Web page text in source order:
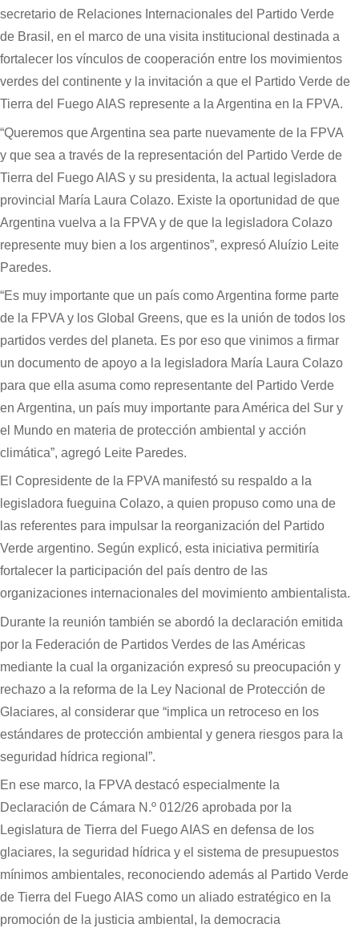
secretario de Relaciones Internacionales del Partido Verde
de Brasil, en el marco de una visita institucional destinada a
fortalecer los vínculos de cooperación entre los movimientos
verdes del continente y la invitación a que el Partido Verde de
Tierra del Fuego AIAS represente a la Argentina en la FPVA.
“Queremos que Argentina sea parte nuevamente de la FPVA
y que sea a través de la representación del Partido Verde de
Tierra del Fuego AIAS y su presidenta, la actual legisladora
provincial María Laura Colazo. Existe la oportunidad de que
Argentina vuelva a la FPVA y de que la legisladora Colazo
represente muy bien a los argentinos”, expresó Aluízio Leite
Paredes.
“Es muy importante que un país como Argentina forme parte
de la FPVA y los Global Greens, que es la unión de todos los
partidos verdes del planeta. Es por eso que vinimos a firmar
un documento de apoyo a la legisladora María Laura Colazo
para que ella asuma como representante del Partido Verde
en Argentina, un país muy importante para América del Sur y
el Mundo en materia de protección ambiental y acción
climática”, agregó Leite Paredes.
El Copresidente de la FPVA manifestó su respaldo a la
legisladora fueguina Colazo, a quien propuso como una de
las referentes para impulsar la reorganización del Partido
Verde argentino. Según explicó, esta iniciativa permitiría
fortalecer la participación del país dentro de las
organizaciones internacionales del movimiento ambientalista.
Durante la reunión también se abordó la declaración emitida
por la Federación de Partidos Verdes de las Américas
mediante la cual la organización expresó su preocupación y
rechazo a la reforma de la Ley Nacional de Protección de
Glaciares, al considerar que “implica un retroceso en los
estándares de protección ambiental y genera riesgos para la
seguridad hídrica regional”.
En ese marco, la FPVA destacó especialmente la
Declaración de Cámara N.º 012/26 aprobada por la
Legislatura de Tierra del Fuego AIAS en defensa de los
glaciares, la seguridad hídrica y el sistema de presupuestos
mínimos ambientales, reconociendo además al Partido Verde
de Tierra del Fuego AIAS como un aliado estratégico en la
promoción de la justicia ambiental, la democracia